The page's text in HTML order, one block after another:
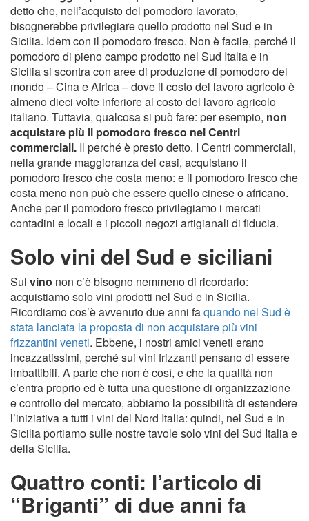
detto che, nell’acquisto del pomodoro lavorato,
bisognerebbe privilegiare quello prodotto nel Sud e in
Sicilia. Idem con il pomodoro fresco. Non è facile, perché il
pomodoro di pieno campo prodotto nel Sud Italia e in
Sicilia si scontra con aree di produzione di pomodoro del
mondo – Cina e Africa – dove il costo del lavoro agricolo è
almeno dieci volte inferiore al costo del lavoro agricolo
italiano. Tuttavia, qualcosa si può fare: per esempio, non
acquistare più il pomodoro fresco nei Centri
commerciali. Il perché è presto detto. I Centri commerciali,
nella grande maggioranza dei casi, acquistano il
pomodoro fresco che costa meno: e il pomodoro fresco che
costa meno non può che essere quello cinese o africano.
Anche per il pomodoro fresco privilegiamo i mercati
contadini e locali e i piccoli negozi artigianali di fiducia.
Solo vini del Sud e siciliani
Sul vino non c’è bisogno nemmeno di ricordarlo:
acquistiamo solo vini prodotti nel Sud e in Sicilia.
Ricordiamo cos’è avvenuto due anni faquando nel Sud è
stata lanciata la proposta di non acquistare più vini
frizzantini veneti. Ebbene, i nostri amici veneti erano
incazzatissimi, perché sui vini frizzanti pensano di essere
imbattibili. A parte che non è così, e che la qualità non
c’entra proprio ed è tutta una questione di organizzazione
e controllo del mercato, abbiamo la possibilità di estendere
l’iniziativa a tutti i vini del Nord Italia: quindi, nel Sud e in
Sicilia portiamo sulle nostre tavole solo vini del Sud Italia e
della Sicilia.
Quattro conti: l’articolo di
“Briganti” di due anni fa